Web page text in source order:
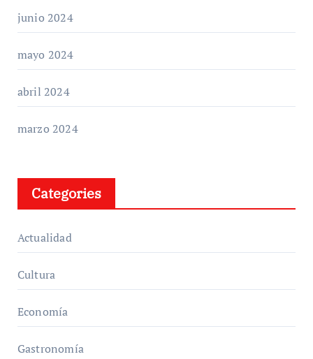
junio 2024
mayo 2024
abril 2024
marzo 2024
Categories
Actualidad
Cultura
Economía
Gastronomía